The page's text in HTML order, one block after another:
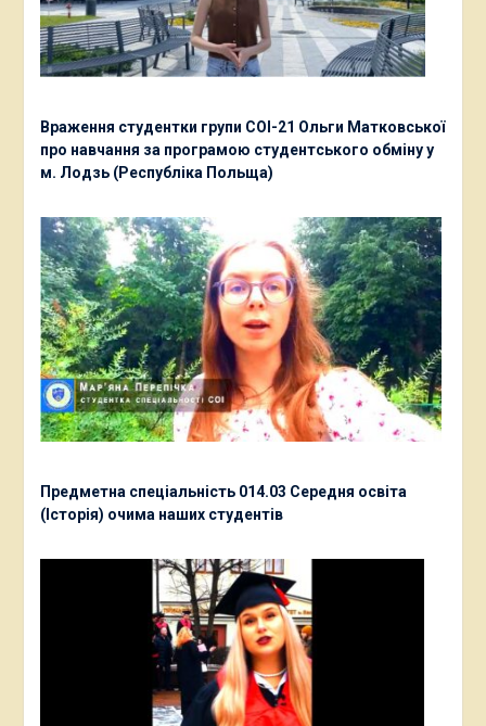
Враження студентки групи СОІ-21 Ольги Матковської
про навчання за програмою студентського обміну у
м. Лодзь (Республіка Польща)
Предметна спеціальність 014.03 Середня освіта
(Історія) очима наших студентів